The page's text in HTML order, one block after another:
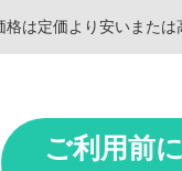
は定価より安いまたは
ご利用前